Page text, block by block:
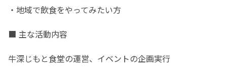
・地域で飲食をやってみたい方
■ 主な活動内容
牛深じもと食堂の運営、イベントの企画実行